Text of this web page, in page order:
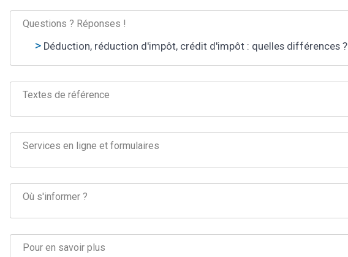
Questions ? Réponses !
Déduction, réduction d'impôt, crédit d'impôt : quelles différences ?
Textes de référence
Services en ligne et formulaires
Où s'informer ?
Pour en savoir plus